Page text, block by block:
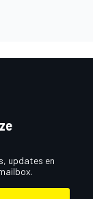
updates en